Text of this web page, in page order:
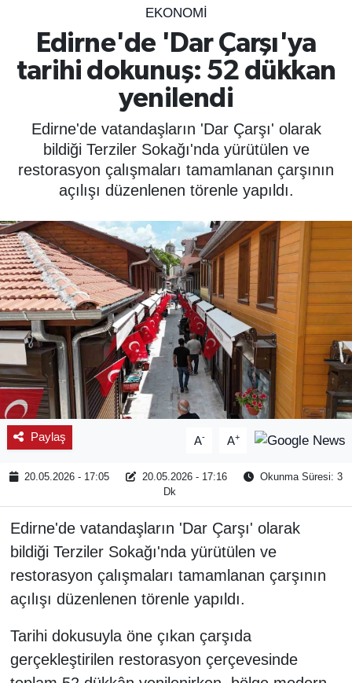
EKONOMİ
Edirne'de 'Dar Çarşı'ya
tarihi dokunuş: 52 dükkan
yenilendi
Edirne'de vatandaşların 'Dar Çarşı' olarak
bildiği Terziler Sokağı'nda yürütülen ve
restorasyon çalışmaları tamamlanan çarşının
açılışı düzenlenen törenle yapıldı.
Paylaş A- A+
20.05.2026 - 17:05 20.05.2026 - 17:16
Okunma Süresi: 3
Dk
Edirne'de vatandaşların 'Dar Çarşı' olarak
bildiği Terziler Sokağı'nda yürütülen ve
restorasyon çalışmaları tamamlanan çarşının
açılışı düzenlenen törenle yapıldı.
Tarihi dokusuyla öne çıkan çarşıda
gerçekleştirilen restorasyon çerçevesinde
SPOR
ÇEVRE
BİLİM - TEKNOLOJİ
KADIN
KÜLTÜR SANAT
MAGAZİN